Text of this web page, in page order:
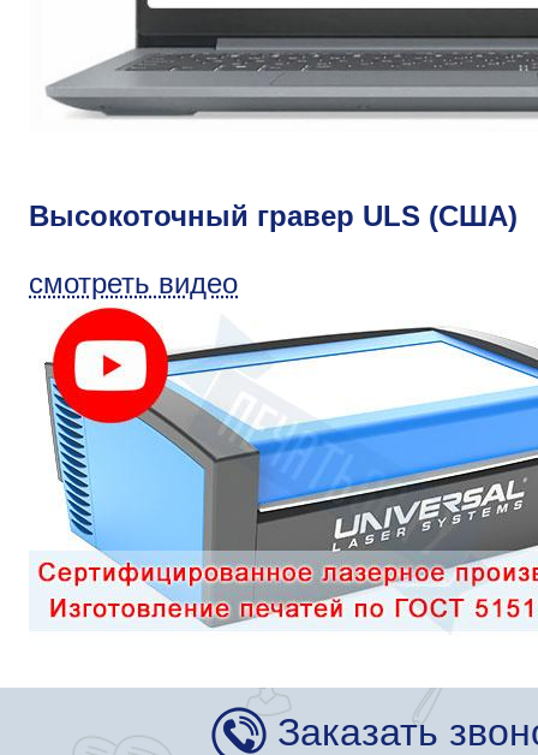
Высокоточный гравер ULS (США)
смотреть видео
Заказать